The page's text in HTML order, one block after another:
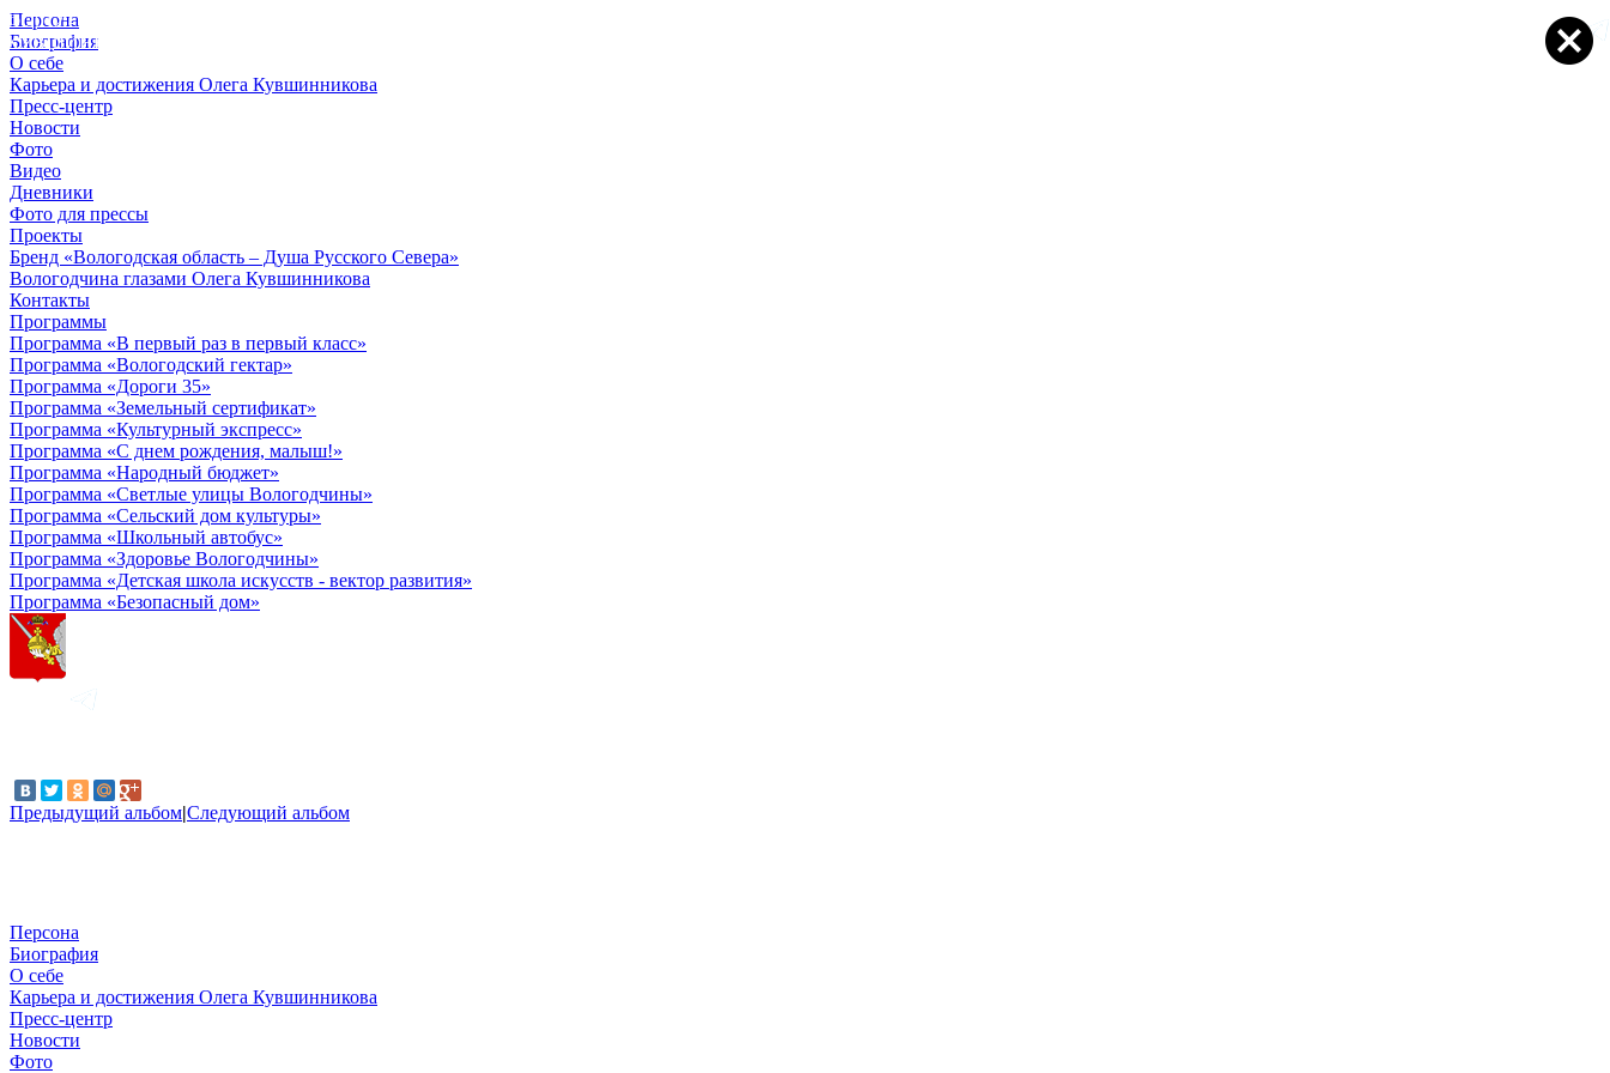
Персона
Биография
О себе
Карьера и достижения Олега Кувшинникова
Пресс-центр
Новости
Фото
Видео
Дневники
Фото для прессы
Проекты
Бренд «Вологодская область – Душа Русского Севера»
Вологодчина глазами Олега Кувшинникова
Контакты
Программы
Программа «В первый раз в первый класс»
Программа «Вологодский гектар»
Программа «Дороги 35»
Программа «Земельный сертификат»
Программа «Культурный экспресс»
Программа «С днем рождения, малыш!»
Программа «Народный бюджет»
Программа «Светлые улицы Вологодчины»
Программа «Сельский дом культуры»
Программа «Школьный автобус»
Программа «Здоровье Вологодчины»
Программа «Детская школа искусств - вектор развития»
Программа «Безопасный дом»
Предыдущий альбом|Следующий альбом
© 2012 - 2023,
КУВШИННИКОВ О.А.
Персона
Биография
О себе
Карьера и достижения Олега Кувшинникова
Пресс-центр
Новости
Фото